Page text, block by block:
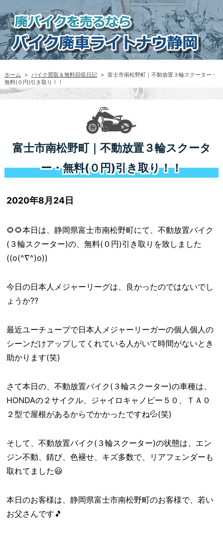
ホーム > バイク買取＆無料回収日記 > 富士市南松野町｜不動放置３輪スクーター・
無料(０円)引き取り！！
富士市南松野町｜不動放置３輪スクータ
ー・無料(０円)引き取り！！
2020年8月24日
🌻🌻本日は、静岡県富士市南松野町にて、不動放置バイク
(３輪スクーター)の、無料(０円)引き取りを致しました
((o(^∇^)o))
今日の日本人メジャーリーグは、良かったのではないでし
ょうか??
最近ユーチューブで日本人メジャーリーガーの個人個人の
シーンだけアップしてくれている人がいて時間がないとき
助かります(笑)
さて本日の、不動放置バイク(３輪スクーター)の車種は、
HONDAの２サイクル、ジャイロキャノピー５０、ＴＡ０
２型で屋根があるからでかかったですね💦(笑)
そして、不動放置バイク(３輪スクーター)の状態は、エン
ジン不動、錆び、色褪せ、キズ多数で、リアフェンダーも
取れてました😃
本日のお客様は、静岡県富士市南松野町のお客様で、若い
お父さんです🎵